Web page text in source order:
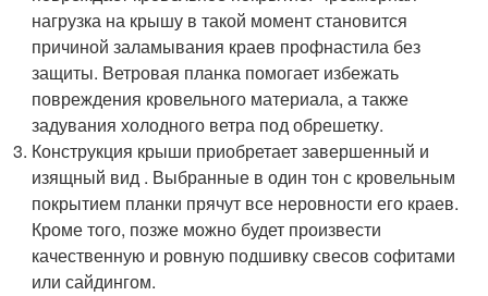
нагрузка на крышу в такой момент становится
причиной заламывания краев профнастила без
защиты. Ветровая планка помогает избежать
повреждения кровельного материала, а также
задувания холодного ветра под обрешетку.
Конструкция крыши приобретает завершенный и
изящный вид . Выбранные в один тон с кровельным
покрытием планки прячут все неровности его краев.
Кроме того, позже можно будет произвести
качественную и ровную подшивку свесов софитами
или сайдингом.